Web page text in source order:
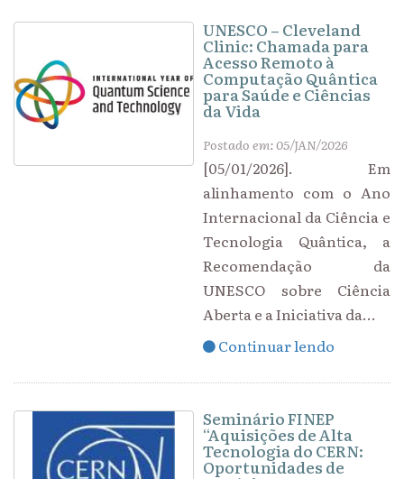
UNESCO – Cleveland
Clinic: Chamada para
Acesso Remoto à
Computação Quântica
para Saúde e Ciências
da Vida
Postado em: 05/JAN/2026
[05/01/2026]. Em
alinhamento com o Ano
Internacional da Ciência e
Tecnologia Quântica, a
Recomendação da
UNESCO sobre Ciência
Aberta e a Iniciativa da...
Continuar lendo
Seminário FINEP
“Aquisições de Alta
Tecnologia do CERN:
Oportunidades de